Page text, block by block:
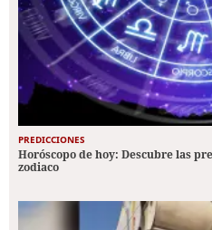
PREDICCIONES
Horóscopo de hoy: Descubre las
zodiaco